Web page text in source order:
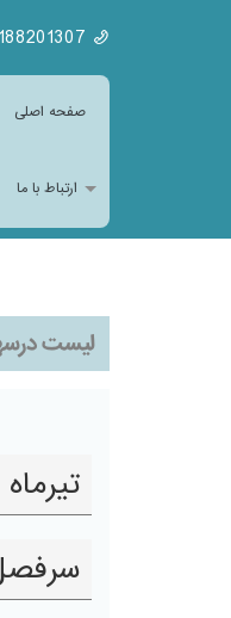
صفحه اصلی
ارتباط با ما
لیست
تیرماه